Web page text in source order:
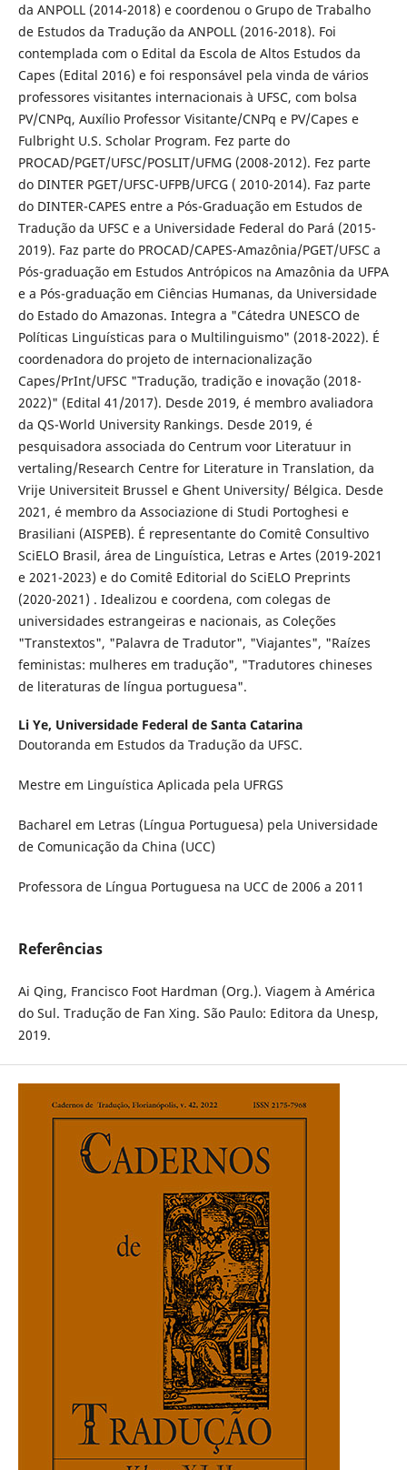
da ANPOLL (2014-2018) e coordenou o Grupo de Trabalho
de Estudos da Tradução da ANPOLL (2016-2018). Foi
contemplada com o Edital da Escola de Altos Estudos da
Capes (Edital 2016) e foi responsável pela vinda de vários
professores visitantes internacionais à UFSC, com bolsa
PV/CNPq, Auxílio Professor Visitante/CNPq e PV/Capes e
Fulbright U.S. Scholar Program. Fez parte do
PROCAD/PGET/UFSC/POSLIT/UFMG (2008-2012). Fez parte
do DINTER PGET/UFSC-UFPB/UFCG ( 2010-2014). Faz parte
do DINTER-CAPES entre a Pós-Graduação em Estudos de
Tradução da UFSC e a Universidade Federal do Pará (2015-
2019). Faz parte do PROCAD/CAPES-Amazônia/PGET/UFSC a
Pós-graduação em Estudos Antrópicos na Amazônia da UFPA
e a Pós-graduação em Ciências Humanas, da Universidade
do Estado do Amazonas. Integra a "Cátedra UNESCO de
Políticas Linguísticas para o Multilinguismo" (2018-2022). É
coordenadora do projeto de internacionalização
Capes/PrInt/UFSC "Tradução, tradição e inovação (2018-
2022)" (Edital 41/2017). Desde 2019, é membro avaliadora
da QS-World University Rankings. Desde 2019, é
pesquisadora associada do Centrum voor Literatuur in
vertaling/Research Centre for Literature in Translation, da
Vrije Universiteit Brussel e Ghent University/ Bélgica. Desde
2021, é membro da Associazione di Studi Portoghesi e
Brasiliani (AISPEB). É representante do Comitê Consultivo
SciELO Brasil, área de Linguística, Letras e Artes (2019-2021
e 2021-2023) e do Comitê Editorial do SciELO Preprints
(2020-2021) . Idealizou e coordena, com colegas de
universidades estrangeiras e nacionais, as Coleções
"Transtextos", "Palavra de Tradutor", "Viajantes", "Raízes
feministas: mulheres em tradução", "Tradutores chineses
de literaturas de língua portuguesa".
Li Ye, Universidade Federal de Santa Catarina
Doutoranda em Estudos da Tradução da UFSC.
Mestre em Linguística Aplicada pela UFRGS
Bacharel em Letras (Língua Portuguesa) pela Universidade
de Comunicação da China (UCC)
Professora de Língua Portuguesa na UCC de 2006 a 2011
Referências
Ai Qing, Francisco Foot Hardman (Org.). Viagem à América
do Sul. Tradução de Fan Xing. São Paulo: Editora da Unesp,
2019.